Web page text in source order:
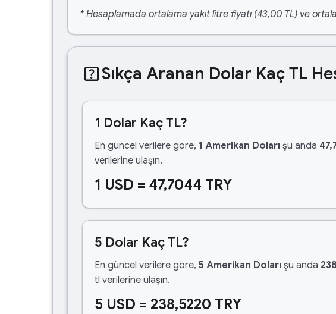
* Hesaplamada ortalama yakıt litre fiyatı (43,00 TL) ve
help_centerSıkça Aranan Dolar Kaç TL
1 Dolar Kaç TL?
En güncel verilere göre, 1 Amerikan Doları şu anda
verilerine ulaşın.
1 USD = 47,7044 TRY
5 Dolar Kaç TL?
En güncel verilere göre, 5 Amerikan Doları şu anda
tl verilerine ulaşın.
5 USD = 238,5220 TRY